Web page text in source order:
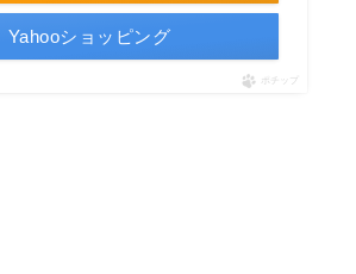
Yahooショッピング
ポチップ